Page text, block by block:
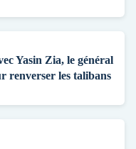
Yasin Zia, le général
renverser les talibans